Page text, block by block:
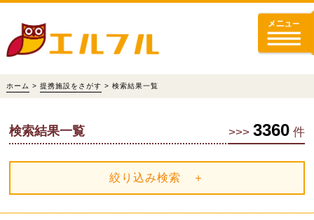
ホーム > 提携施設をさがす > 検索結果一覧
>>> 3360 件
検索結果一覧
絞り込み検索 ＋